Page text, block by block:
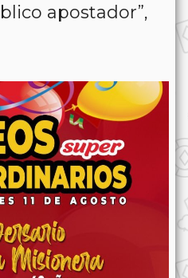
apostador”,